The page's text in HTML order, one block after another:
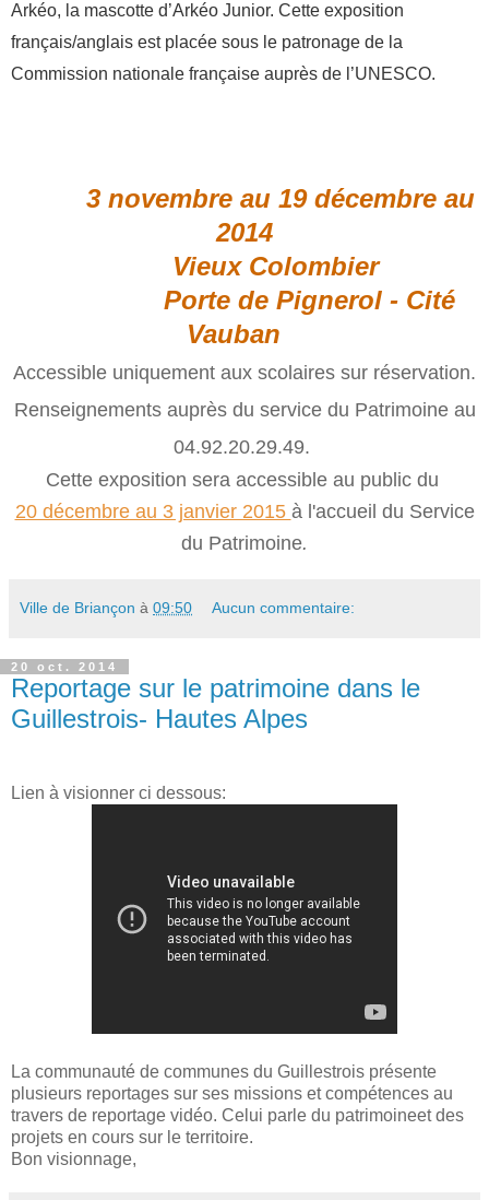
Arkéo, la mascotte d’Arkéo Junior. Cette exposition
français/anglais est placée sous le patronage de la
Commission nationale française auprès de l’UNESCO.
3 novembre au 19 décembre au
2014
Vieux Colombier
Porte de Pignerol - Cité
Vauban
Accessible uniquement aux scolaires sur réservation.
Renseignements auprès du service du Patrimoine au
04.92.20.29.49.
Cette exposition sera accessible au public du
20 décembre au 3 janvier 2015 à l'accueil du Service
du Patrimoine.
Ville de Briançon à 09:50 Aucun commentaire:
20 oct. 2014
Reportage sur le patrimoine dans le
Guillestrois- Hautes Alpes
Lien à visionner ci dessous:
La communauté de communes du Guillestrois présente
plusieurs reportages sur ses missions et compétences au
travers de reportage vidéo. Celui parle du patrimoineet des
projets en cours sur le territoire.
Bon visionnage,